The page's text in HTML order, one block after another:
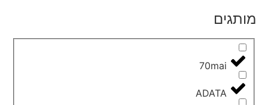
מותגים
70mai
ADATA